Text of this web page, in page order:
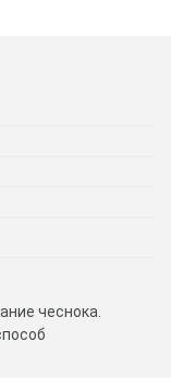
чеснока.